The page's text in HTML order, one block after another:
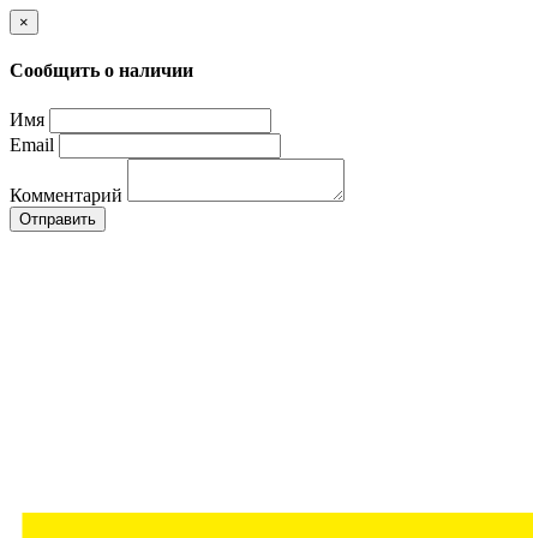
×
Сообщить о наличии
Имя
Email
Комментарий
Отправить